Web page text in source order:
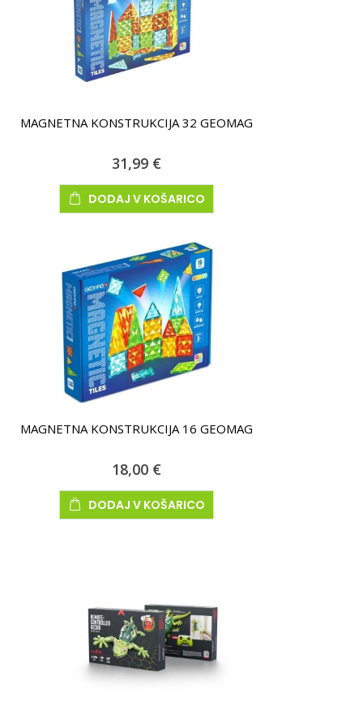
MAGNETNA KONSTRUKCIJA 32 GEOMAG
31,99 €
DODAJ V KOŠARICO
MAGNETNA KONSTRUKCIJA 16 GEOMAG
18,00 €
DODAJ V KOŠARICO